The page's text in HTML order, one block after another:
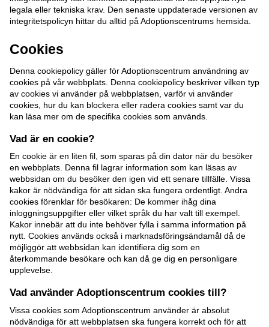
legala eller tekniska krav. Den senaste uppdaterade versionen av
integritetspolicyn hittar du alltid på Adoptionscentrums hemsida.
Cookies
Denna cookiepolicy gäller för Adoptionscentrum användning av
cookies på vår webbplats. Denna cookiepolicy beskriver vilken typ
av cookies vi använder på webbplatsen, varför vi använder
cookies, hur du kan blockera eller radera cookies samt var du
kan läsa mer om de specifika cookies som används.
Vad är en cookie?
En cookie är en liten fil, som sparas på din dator när du besöker
en webbplats. Denna fil lagrar information som kan läsas av
webbsidan om du besöker den igen vid ett senare tillfälle. Vissa
kakor är nödvändiga för att sidan ska fungera ordentligt. Andra
cookies förenklar för besökaren: De kommer ihåg dina
inloggningsuppgifter eller vilket språk du har valt till exempel.
Kakor innebär att du inte behöver fylla i samma information på
nytt. Cookies används också i marknadsföringsändamål då de
möjliggör att webbsidan kan identifiera dig som en
återkommande besökare och kan då ge dig en personligare
upplevelse.
Vad använder Adoptionscentrum cookies till?
Vissa cookies som Adoptionscentrum använder är absolut
nödvändiga för att webbplatsen ska fungera korrekt och för att